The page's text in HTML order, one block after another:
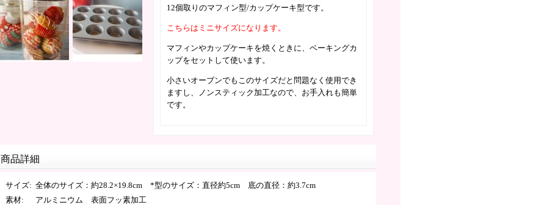
12個取りのマフィン型/カップケーキ型です。
こちらはミニサイズになります。
マフィンやカップケーキを焼くときに、ベーキングカ
ップをセットして使います。
小さいオーブンでもこのサイズだと問題なく使用でき
ますし、ノンスティック加工なので、お手入れも簡単
です。
商品詳細
サイズ: 全体のサイズ：約28.2×19.8cm *型のサイズ：直径約5cm 底の直径：約3.7cm
素材:
アルミニウム 表面フッ素加工